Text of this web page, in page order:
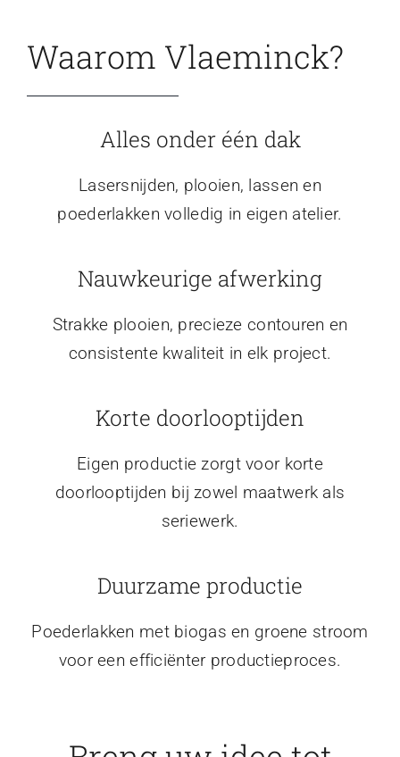
Waarom Vlaeminck?
Alles onder één dak
Lasersnijden, plooien, lassen en
poederlakken volledig in eigen atelier.
Nauwkeurige afwerking
Strakke plooien, precieze contouren en
consistente kwaliteit in elk project.
Korte doorlooptijden
Eigen productie zorgt voor korte
doorlooptijden bij zowel maatwerk als
seriewerk.
Duurzame productie
Poederlakken met biogas en groene stroom
voor een efficiënter productieproces.